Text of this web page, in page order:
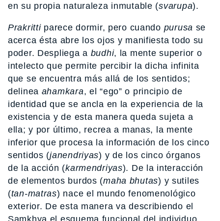
en su propia naturaleza inmutable (svarupa).
Prakrittiparece dormir, pero cuando purusa se
acerca ésta abre los ojos y manifiesta todo su
poder. Despliega a budhi, la mente superior o
intelecto que permite percibir la dicha infinita
que se encuentra más allá de los sentidos;
delinea ahamkara, el “ego” o principio de
identidad que se ancla en la experiencia de la
existencia y de esta manera queda sujeta a
ella; y por último, recrea a manas, la mente
inferior que procesa la información de los cinco
sentidos (janendriyas) y de los cinco órganos
de la acción (karmendriyas). De la interacción
de elementos burdos (maha bhutas) y sutiles
(tan-matras) nace el mundo fenomenológico
exterior. De esta manera va describiendo el
Samkhya el esquema funcional del individuo